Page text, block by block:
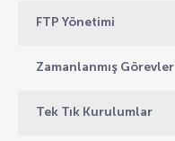
FTP Yönetimi
Zamanlanmış Görevler
Tek Tık Kurulumlar